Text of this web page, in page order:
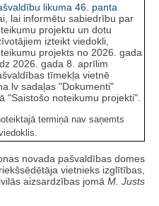
likuma 46. panta
lai informētu sabiedrību par
projektu un dotu
izteikt viedokli,
projekts no 2026. gada
2026. gada 8. aprīlim
tīmekļa vietnē
sadaļas "Dokumenti"
"Saistošo noteikumu projekti".
termiņā nav saņemts
novada pašvaldības domes
vietnieks izglītības,
aizsardzības jomā M. Justs